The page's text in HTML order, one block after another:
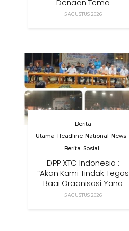
Dengan Tema
Membangun Peran
5 AGUSTUS 2026
Berita
Utama
Headline National News
Berita Sosial
DPP XTC Indonesia :
“Akan Kami Tindak Tegas
Bagi Organisasi Yang
Menggunakan Nama,
5 AGUSTUS 2026